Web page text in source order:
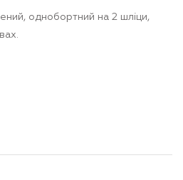
однобортний на 2 шліци,